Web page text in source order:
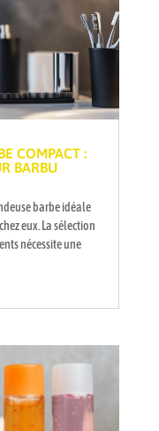
COMPACT :
BARBU
barbe idéale
eux. La sélection
nécessite une